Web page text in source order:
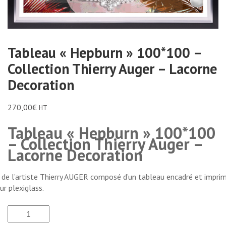
Tableau « Hepburn » 100*100 –
Collection Thierry Auger – Lacorne
Decoration
270,00€ HT
Tableau « Hepburn » 100*100
– Collection Thierry Auger –
Lacorne Decoration
l’artiste Thierry AUGER composé d’un tableau encadré et
plexiglass.